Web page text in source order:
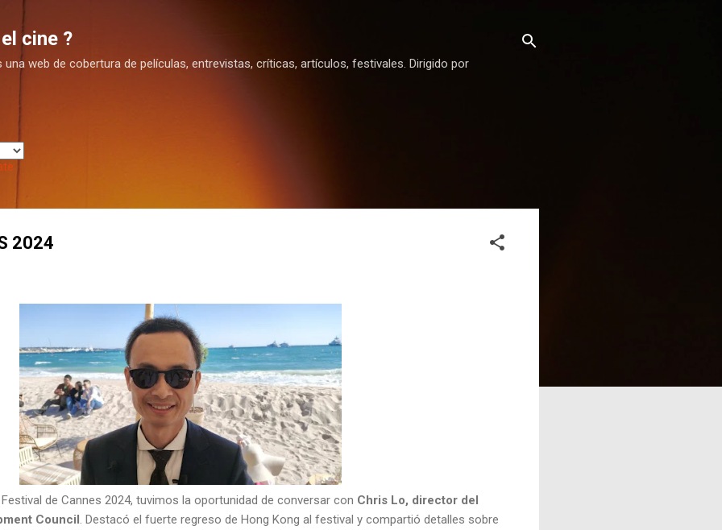
cine ?
una web de cobertura de películas, entrevistas, críticas, artículos, festivales. Dirigido por
2024
de Cannes 2024, tuvimos la oportunidad de conversar con Chris Lo, director del
Council . Destacó el fuerte regreso de Hong Kong al festival y compartió detalles sobre